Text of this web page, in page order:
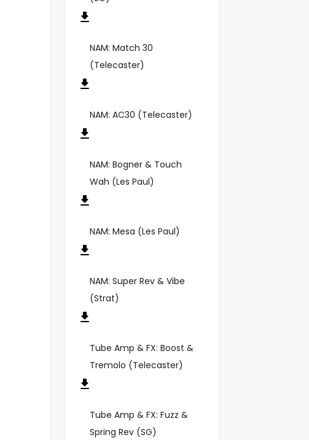
NAM: Match 30
(Telecaster)
NAM: AC30 (Telecaster)
NAM: Bogner & Touch
Wah (Les Paul)
NAM: Mesa (Les Paul)
NAM: Super Rev & Vibe
(Strat)
Tube Amp & FX: Boost &
Tremolo (Telecaster)
Tube Amp & FX: Fuzz &
Spring Rev (SG)